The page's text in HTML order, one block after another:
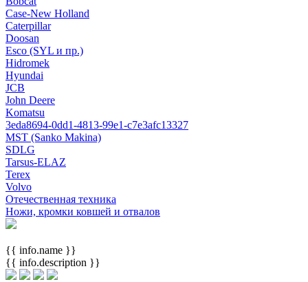
Case-New Holland
Caterpillar
Doosan
Esco (SYL и пр.)
Hidromek
Hyundai
JCB
John Deere
Komatsu
3eda8694-0dd1-4813-99e1-c7e3afc13327
MST (Sanko Makina)
SDLG
Tarsus-ELAZ
Terex
Volvo
Отечественная техника
Ножи, кромки ковшей и отвалов
{{ info.name }}
{{ info.description }}